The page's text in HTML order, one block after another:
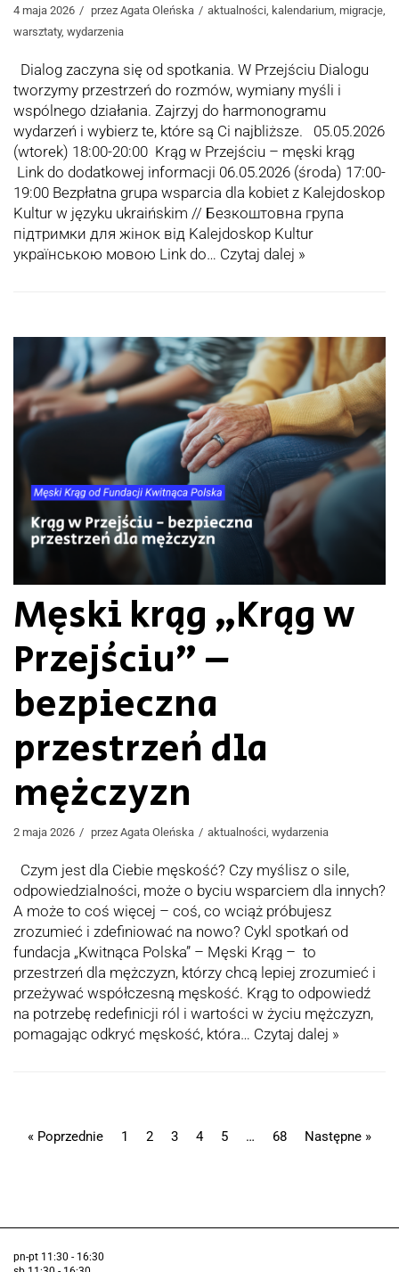
4 maja 2026 przez Agata Oleńska aktualności kalendarium migracje
warsztaty, wydarzenia
Dialog zaczyna się od spotkania. W Przejściu Dialogu
tworzymy przestrzeń do rozmów, wymiany myśli i
wspólnego działania. Zajrzyj do harmonogramu
wydarzeń i wybierz te, które są Ci najbliższe. 05.05.2026
(wtorek) 18:00-20:00 Krąg w Przejściu – męski krąg
Link do dodatkowej informacji 06.05.2026 (środa) 17:00-
19:00 Bezpłatna grupa wsparcia dla kobiet z Kalejdoskop
Kultur w języku ukraińskim // Безкоштовна група
підтримки для жінок від Kalejdoskop Kultur
українською мовою Link do… Czytaj dalej »
Męski krąg „Krąg w
Przejściu” –
bezpieczna
przestrzeń dla
mężczyzn
2 maja 2026 przez Agata Oleńska aktualności, wydarzenia
Czym jest dla Ciebie męskość? Czy myślisz o sile,
odpowiedzialności, może o byciu wsparciem dla innych?
A może to coś więcej – coś, co wciąż próbujesz
zrozumieć i zdefiniować na nowo? Cykl spotkań od
fundacja „Kwitnąca Polska” – Męski Krąg – to
przestrzeń dla mężczyzn, którzy chcą lepiej zrozumieć i
przeżywać współczesną męskość. Krąg to odpowiedź
na potrzebę redefinicji ról i wartości w życiu mężczyzn,
pomagając odkryć męskość, która… Czytaj dalej »
« Poprzednie 1 2 3 4 5 … 68 Następne »
pn-pt 11:30 - 16:30